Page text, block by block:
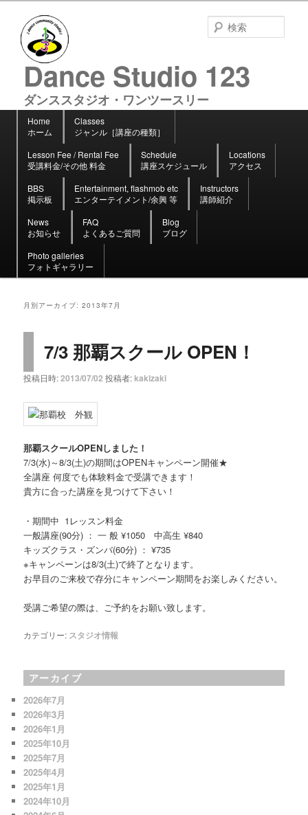
Dance Studio 123
ダンススタジオ・ワンツースリー
索
メ
イ
コ
ン
テ
ン
ツ
へ
移
サ
ブ
ン
テ
ン
ツ
へ
移
動
Home
ホーム
Classes
ジャンル［講座の種類］
Lesson Fee / Rental Fee
受講料金/その他 料金
Schedule
講座スケジュール
Locations
アクセス
BBS
掲示板
Entertainment, flashmob etc
エンターテイメント/余興 等
Instructors
講師紹介
News
お知らせ
FAQ
よくあるご質問
Blog
ブログ
Photo galleries
フォトギャラリー
月別アーカイブ:2013年7月
7/3 那覇スクール OPEN！
投稿日時:2013/07/02 投稿者:kakizaki
那覇スクールOPENしました！
7/3(水)～8/3(土)の期間はOPENキャンペーン開催★
全講座 何度でも体験料金で受講できます！
貴方に合った講座を見つけて下さい！
・期間中 1レッスン料金
一般講座(90分) ： 一 般 ¥1050 中高生 ¥840
キッズクラス・ズンバ(60分) ： ¥735
※キャンペーンは8/3(土)で終了となります。
お早目のご来校で存分にキャンペーン期間をお楽しみください。
受講ご希望の際は、ご予約をお願い致します。
カテゴリー: スタジオ情報
アーカイブ
2026年7月
2026年3月
2026年1月
2025年10月
2025年7月
2025年4月
2025年1月
2024年10月